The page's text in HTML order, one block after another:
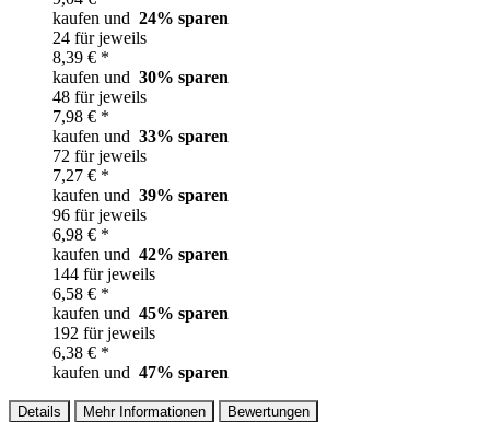
kaufen und 24% sparen
24 für jeweils
8,39 € *
kaufen und 30% sparen
48 für jeweils
7,98 € *
kaufen und 33% sparen
72 für jeweils
7,27 € *
kaufen und 39% sparen
96 für jeweils
6,98 € *
kaufen und 42% sparen
144 für jeweils
6,58 € *
kaufen und 45% sparen
192 für jeweils
6,38 € *
kaufen und 47% sparen
Details Mehr Informationen Bewertungen